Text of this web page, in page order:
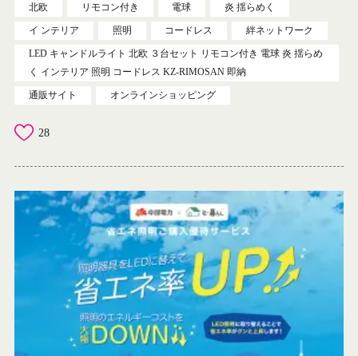
北欧 リモコン付き 電球 炎 揺らめく
イ ンテリア 照明 コードレス 絆ネットワーク
LED キャンドルライト 北欧 ３台セット リモコン付き 電球 炎 揺らめ
く インテリア 照明 コードレス KZ-RIMOSAN 即納
通販サイト オンラインショッピング
28